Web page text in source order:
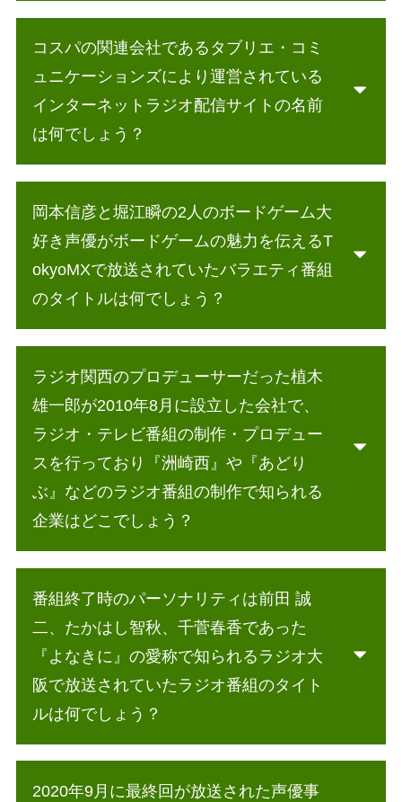
コスパの関連会社であるタブリエ・コミ
ュニケーションズにより運営されている
インターネットラジオ配信サイトの名前
は何でしょう？
岡本信彦と堀江瞬の2人のボードゲーム大
好き声優がボードゲームの魅力を伝えるT
okyoMXで放送されていたバラエティ番組
のタイトルは何でしょう？
ラジオ関西のプロデューサーだった植木
雄一郎が2010年8月に設立した会社で、
ラジオ・テレビ番組の制作・プロデュー
スを行っており『洲崎西』や『あどり
ぶ』などのラジオ番組の制作で知られる
企業はどこでしょう？
番組終了時のパーソナリティは前田 誠
二、たかはし智秋、千菅春香であった
『よなきに』の愛称で知られるラジオ大
阪で放送されていたラジオ番組のタイト
ルは何でしょう？
2020年9月に最終回が放送された声優事